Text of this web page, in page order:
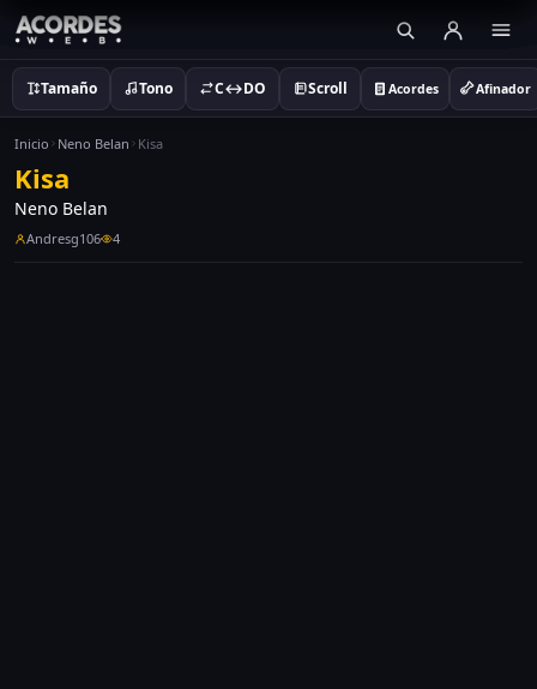
Tamaño Tono C↔DO Scroll Acordes Afinador
Inicio Neno Belan Kisa
Kisa
Neno Belan
Andresg106 4